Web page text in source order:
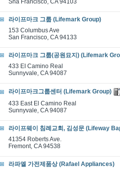
Sna Francisco, CA 94103
라이프마크 그룹 (Lifemark Group)
153 Columbus Ave
San Francisco, CA 94133
라이프마크 그룹(공원묘지) (Lifemark
433 EI Camino Real
Sunnyvale, CA 94087
라이프마크그룹센터 (Lifemark Group)
433 East El Camino Real
Sunnyvale, CA 94087
라이프웨이 침례교회, 김성문 (Lifeway
41354 Roberts Ave.
Fremont, CA 94538
라파엘 가전제품상 (Rafael Appliances)